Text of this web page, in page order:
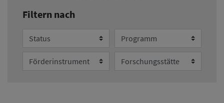
Filtern nach
Status Programm
Förderinstrument Forschungsstätte